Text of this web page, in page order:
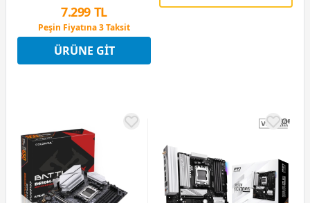
7.299 TL
Peşin Fiyatına 3 Taksit
12 Ay x 859 TL taksitle
Peşin Fiyatına 3 Taksit
ÜRÜNE GIT